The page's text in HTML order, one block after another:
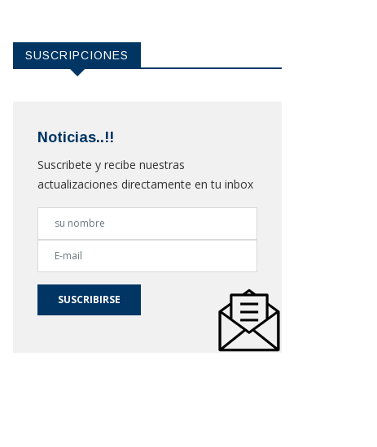
SUSCRIPCIONES
Noticias..!!
Suscribete y recibe nuestras
actualizaciones directamente en tu inbox
SUSCRIBIRSE